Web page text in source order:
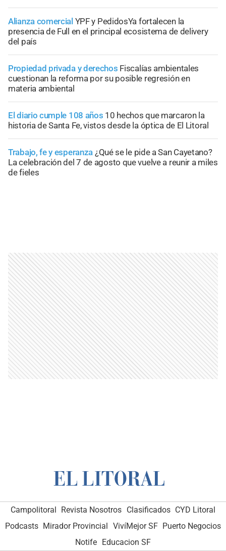
Alianza comercial YPF y PedidosYa fortalecen la
presencia de Full en el principal ecosistema de delivery
del país
Propiedad privada y derechos Fiscalías ambientales
cuestionan la reforma por su posible regresión en
materia ambiental
El diario cumple 108 años 10 hechos que marcaron la
historia de Santa Fe, vistos desde la óptica de El Litoral
Trabajo, fe y esperanza ¿Qué se le pide a San Cayetano?
La celebración del 7 de agosto que vuelve a reunir a miles
de fieles
Campolitoral Revista Nosotros Clasificados CYD Litoral
Podcasts Mirador Provincial VivíMejor SF Puerto Negocios
Notife
Educacion SF